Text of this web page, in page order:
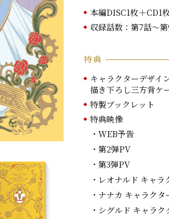
本編DISC1枚＋CD1
収録話数：第7話～第
特典
キャラクターデザイ
描き下ろし三方背ケ
特製ブックレット
特典映像
・WEB予告
・第2弾PV
・第3弾PV
・レオナルド キャ
・ナナカ キャラクタ
・シグルド キャラ